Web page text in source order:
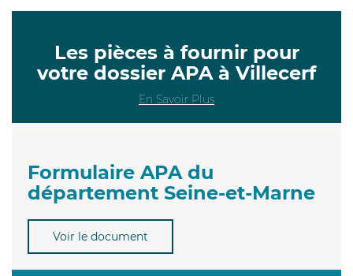
Les pièces à fournir pour
votre dossier APA à Villecerf
En Savoir Plus
Formulaire APA du
département Seine-et-Marne
Voir le document